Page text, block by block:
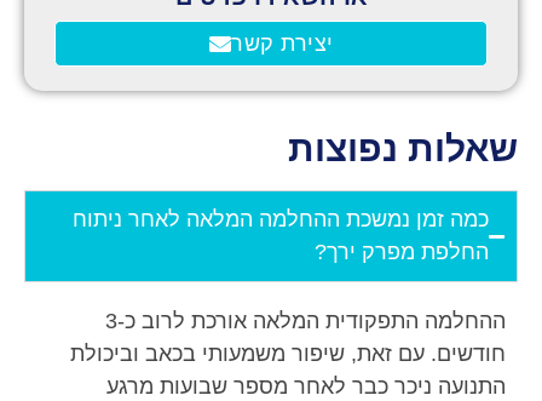
יצירת קשר
שאלות נפוצות
​​כמה זמן נמשכת ההחלמה המלאה לאחר ניתוח
החלפת מפרק ירך?
ההחלמה התפקודית המלאה אורכת לרוב כ-3
חודשים. עם זאת, שיפור משמעותי בכאב וביכולת
התנועה ניכר כבר לאחר מספר שבועות מרגע